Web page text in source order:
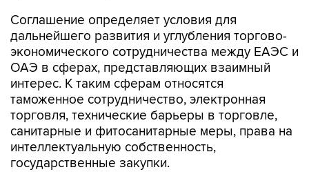
Соглашение определяет условия для
дальнейшего развития и углубления торгово-
экономического сотрудничества между ЕАЭС и
ОАЭ в сферах, представляющих взаимный
интерес. К таким сферам относятся
таможенное сотрудничество, электронная
торговля, технические барьеры в торговле,
санитарные и фитосанитарные меры, права на
интеллектуальную собственность,
государственные закупки.